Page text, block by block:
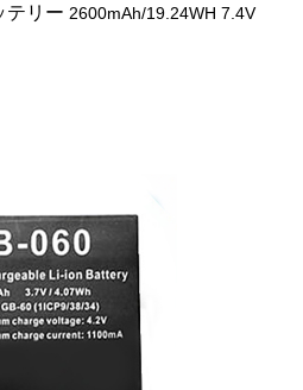
テリー 2600mAh/19.24WH 7.4V